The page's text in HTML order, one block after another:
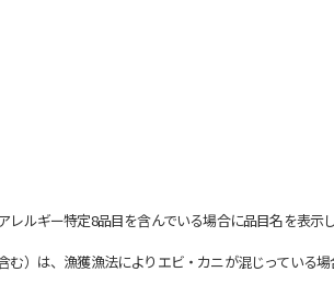
ルギー特定8品目を含んでいる場合に品目名を表示し
）は、漁獲漁法によりエビ・カニが混じっている